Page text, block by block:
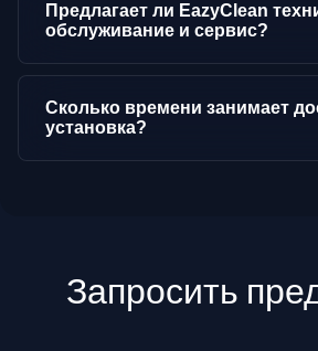
Предлагает ли EazyClean
обслуживание и сервис?
Сколько времени занимает
установка?
Запросить